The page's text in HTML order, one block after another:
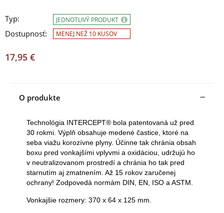
Typ:
Dostupnosť:
JEDNOTLIVÝ PRODUKT
MENEJ NEŽ 10 KUSOV
17,95 €
O produkte
Technológia INTERCEPT® bola patentovaná už pred
30 rokmi. Výplň obsahuje medené častice, ktoré na
seba viažu korozívne plyny. Účinne tak chránia obsah
boxu pred vonkajšími vplyvmi a oxidáciou, udržujú ho
v neutralizovanom prostredí a chránia ho tak pred
starnutím aj zmatnením. Až 15 rokov zaručenej
ochrany! Zodpovedá normám DIN, EN, ISO a ASTM.
Vonkajšie rozmery: 370 x 64 x 125 mm.